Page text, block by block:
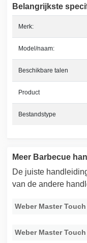
Belangrijkste
Merk:
Model/naam:
Beschikbare talen
Product
Bestandstype
Meer Barbecue
De juiste
van de andere
Weber Master Touch
Weber Master Touch